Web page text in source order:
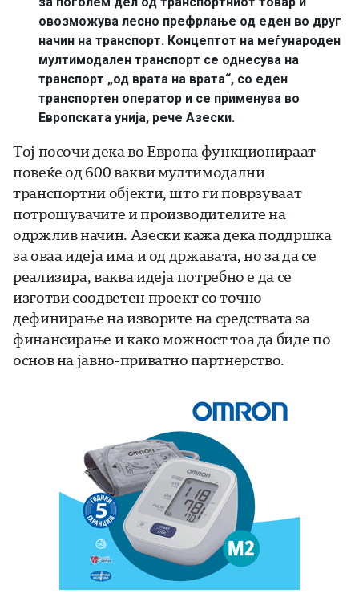
овозможува лесно префрлање од еден во друг
начин на транспорт. Концептот на меѓународен
мултимодален транспорт се однесува на
транспорт „од врата на врата“, со еден
транспортен оператор и се применува во
Европската унија, рече Азески.
Тој посочи дека во Европа функционираат
повеќе од 600 вакви мултимодални
транспортни објекти, што ги поврзуваат
потрошувачите и производителите на
одржлив начин. Азески кажа дека поддршка
за оваа идеја има и од државата, но за да се
реализира, ваква идеја потребно е да се
изготви соодветен проект со точно
дефинирање на изворите на средствата за
финансирање и како можност тоа да биде по
основ на јавно-приватно партнерство.